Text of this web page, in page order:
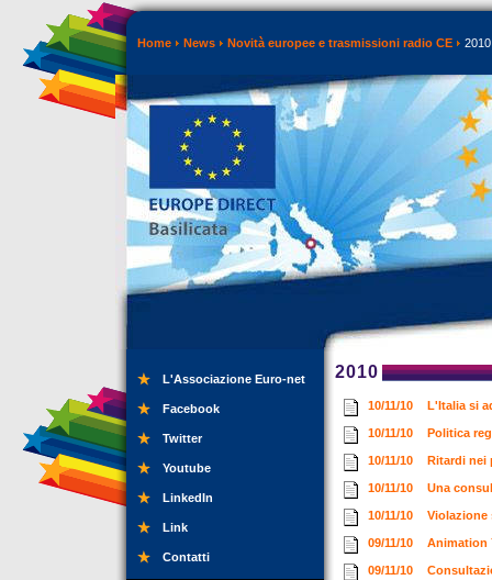
Home News Novità europee e trasmissioni radio CE 2010
L'Associazione Euro-net
Facebook
Twitter
Youtube
LinkedIn
Link
Contatti
2010
10/11/10 L'Italia si
10/11/10 Politica
10/11/10 Ritardi nei
10/11/10 Una
10/11/10 Violazione
09/11/10 Animation
09/11/10